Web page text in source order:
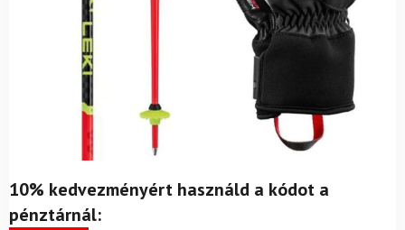
10% kedvezményért használd a kódot a
pénztárnál: